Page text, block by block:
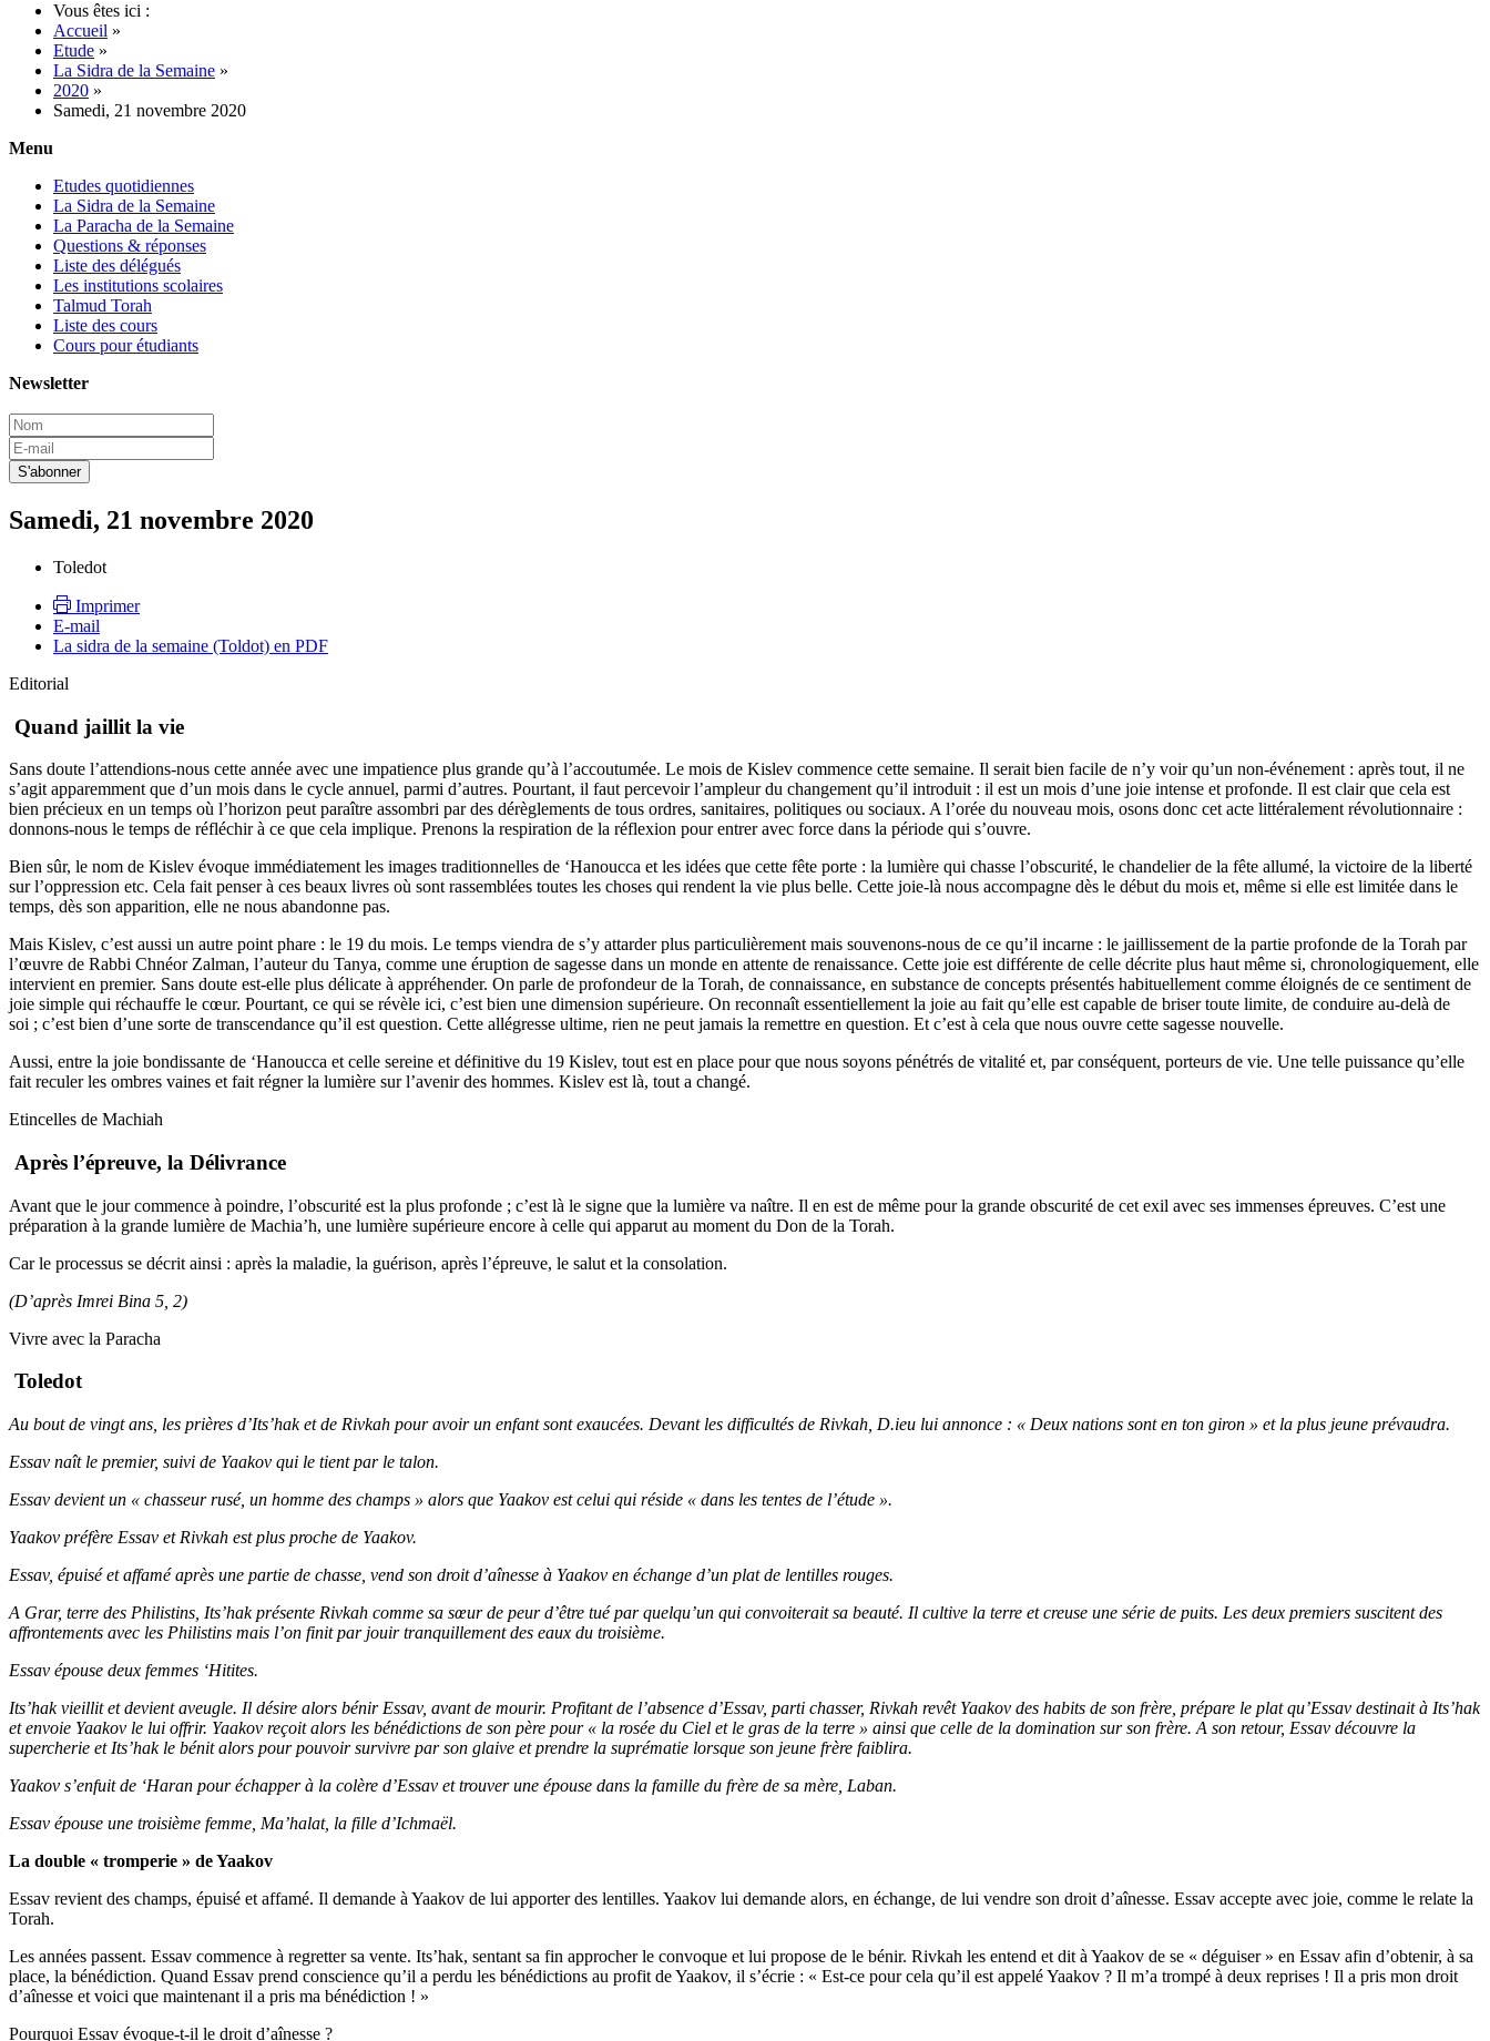
Vous êtes ici :
Accueil »
Etude »
La Sidra de la Semaine »
2020 »
Samedi, 21 novembre 2020
Menu
Etudes quotidiennes
La Sidra de la Semaine
La Paracha de la Semaine
Questions & réponses
Liste des délégués
Les institutions scolaires
Talmud Torah
Liste des cours
Cours pour étudiants
Newsletter
Samedi, 21 novembre 2020
Toledot
Imprimer
E-mail
La sidra de la semaine (Toldot) en PDF
Editorial
Quand jaillit la vie
Sans doute l’attendions-nous cette année avec une impatience plus grande qu’à l’accoutumée. Le mois de Kislev commence cette semaine. Il serait bien facile de n’y voir qu’un non-événement : après tout, il ne
s’agit apparemment que d’un mois dans le cycle annuel, parmi d’autres. Pourtant, il faut percevoir l’ampleur du changement qu’il introduit : il est un mois d’une joie intense et profonde. Il est clair que cela est
bien précieux en un temps où l’horizon peut paraître assombri par des dérèglements de tous ordres, sanitaires, politiques ou sociaux. A l’orée du nouveau mois, osons donc cet acte littéralement révolutionnaire :
donnons-nous le temps de réfléchir à ce que cela implique. Prenons la respiration de la réflexion pour entrer avec force dans la période qui s’ouvre.
Bien sûr, le nom de Kislev évoque immédiatement les images traditionnelles de ‘Hanoucca et les idées que cette fête porte : la lumière qui chasse l’obscurité, le chandelier de la fête allumé, la victoire de la liberté
sur l’oppression etc. Cela fait penser à ces beaux livres où sont rassemblées toutes les choses qui rendent la vie plus belle. Cette joie-là nous accompagne dès le début du mois et, même si elle est limitée dans le
temps, dès son apparition, elle ne nous abandonne pas.
Mais Kislev, c’est aussi un autre point phare : le 19 du mois. Le temps viendra de s’y attarder plus particulièrement mais souvenons-nous de ce qu’il incarne : le jaillissement de la partie profonde de la Torah par
l’œuvre de Rabbi Chnéor Zalman, l’auteur du Tanya, comme une éruption de sagesse dans un monde en attente de renaissance. Cette joie est différente de celle décrite plus haut même si, chronologiquement, elle
intervient en premier. Sans doute est-elle plus délicate à appréhender. On parle de profondeur de la Torah, de connaissance, en substance de concepts présentés habituellement comme éloignés de ce sentiment de
joie simple qui réchauffe le cœur. Pourtant, ce qui se révèle ici, c’est bien une dimension supérieure. On reconnaît essentiellement la joie au fait qu’elle est capable de briser toute limite, de conduire au-delà de
soi ; c’est bien d’une sorte de transcendance qu’il est question. Cette allégresse ultime, rien ne peut jamais la remettre en question. Et c’est à cela que nous ouvre cette sagesse nouvelle.
Aussi, entre la joie bondissante de ‘Hanoucca et celle sereine et définitive du 19 Kislev, tout est en place pour que nous soyons pénétrés de vitalité et, par conséquent, porteurs de vie. Une telle puissance qu’elle
fait reculer les ombres vaines et fait régner la lumière sur l’avenir des hommes. Kislev est là, tout a changé.
Etincelles de Machiah
Après l’épreuve, la Délivrance
Avant que le jour commence à poindre, l’obscurité est la plus profonde ; c’est là le signe que la lumière va naître. Il en est de même pour la grande obscurité de cet exil avec ses immenses épreuves. C’est une
préparation à la grande lumière de Machia’h, une lumière supérieure encore à celle qui apparut au moment du Don de la Torah.
Car le processus se décrit ainsi : après la maladie, la guérison, après l’épreuve, le salut et la consolation.
(D’après Imrei Bina 5, 2)
Vivre avec la Paracha
Toledot
Au bout de vingt ans, les prières d’Its’hak et de Rivkah pour avoir un enfant sont exaucées. Devant les difficultés de Rivkah, D.ieu lui annonce : « Deux nations sont en ton giron » et la plus jeune prévaudra.
Essav naît le premier, suivi de Yaakov qui le tient par le talon.
Essav devient un « chasseur rusé, un homme des champs » alors que Yaakov est celui qui réside « dans les tentes de l’étude ».
Yaakov préfère Essav et Rivkah est plus proche de Yaakov.
Essav, épuisé et affamé après une partie de chasse, vend son droit d’aînesse à Yaakov en échange d’un plat de lentilles rouges.
A Grar, terre des Philistins, Its’hak présente Rivkah comme sa sœur de peur d’être tué par quelqu’un qui convoiterait sa beauté. Il cultive la terre et creuse une série de puits. Les deux premiers suscitent des
affrontements avec les Philistins mais l’on finit par jouir tranquillement des eaux du troisième.
Essav épouse deux femmes ‘Hitites.
Its’hak vieillit et devient aveugle. Il désire alors bénir Essav, avant de mourir. Profitant de l’absence d’Essav, parti chasser, Rivkah revêt Yaakov des habits de son frère, prépare le plat qu’Essav destinait à Its’hak
et envoie Yaakov le lui offrir. Yaakov reçoit alors les bénédictions de son père pour « la rosée du Ciel et le gras de la terre » ainsi que celle de la domination sur son frère. A son retour, Essav découvre la
supercherie et Its’hak le bénit alors pour pouvoir survivre par son glaive et prendre la suprématie lorsque son jeune frère faiblira.
Yaakov s’enfuit de ‘Haran pour échapper à la colère d’Essav et trouver une épouse dans la famille du frère de sa mère, Laban.
Essav épouse une troisième femme, Ma’halat, la fille d’Ichmaël.
La double « tromperie » de Yaakov
Essav revient des champs, épuisé et affamé. Il demande à Yaakov de lui apporter des lentilles. Yaakov lui demande alors, en échange, de lui vendre son droit d’aînesse. Essav accepte avec joie, comme le relate la
Torah.
Les années passent. Essav commence à regretter sa vente. Its’hak, sentant sa fin approcher le convoque et lui propose de le bénir. Rivkah les entend et dit à Yaakov de se « déguiser » en Essav afin d’obtenir, à sa
place, la bénédiction. Quand Essav prend conscience qu’il a perdu les bénédictions au profit de Yaakov, il s’écrie : « Est-ce pour cela qu’il est appelé Yaakov ? Il m’a trompé à deux reprises ! Il a pris mon droit
d’aînesse et voici que maintenant il a pris ma bénédiction ! »
Pourquoi Essav évoque-t-il le droit d’aînesse ?